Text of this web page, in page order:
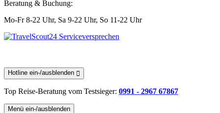
Beratung & Buchung:
Mo-Fr 8-22 Uhr, Sa 9-22 Uhr, So 11-22 Uhr
Hotline ein-/ausblenden
Top Reise-Beratung vom Testsieger: 0991 - 2967 67867
Menü ein-/ausblenden